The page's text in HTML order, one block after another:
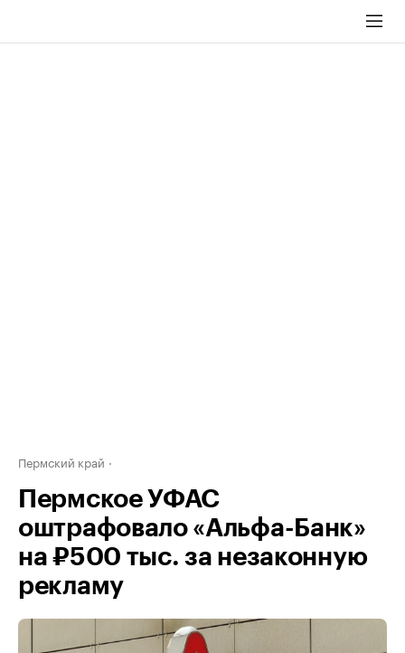
Пермский край
Пермское УФАС
оштрафовало «Альфа-Банк»
на ₽500 тыс. за незаконную
рекламу